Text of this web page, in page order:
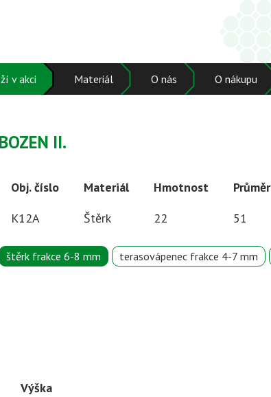
v akci Materiál O nás O nákupu
BOZEN II.
Obj. číslo Materiál Hmotnost Průměr
K12A
Štěrk 22 51
štěrk frakce 6-8 mm terasovápenec frakce 4-7 mm
Výška